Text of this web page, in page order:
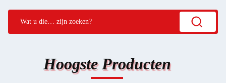
Hoogste Producten